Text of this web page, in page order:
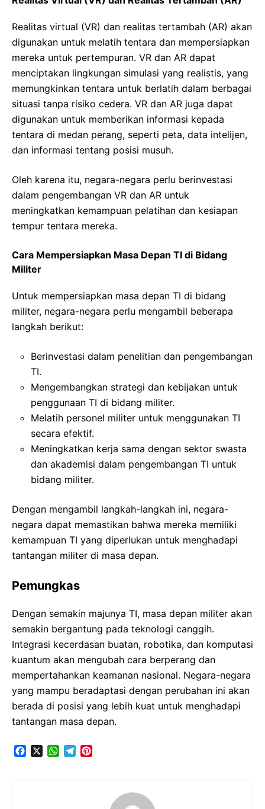
Realitas virtual (VR) dan realitas tertambah (AR) akan
digunakan untuk melatih tentara dan mempersiapkan
mereka untuk pertempuran. VR dan AR dapat
menciptakan lingkungan simulasi yang realistis, yang
memungkinkan tentara untuk berlatih dalam berbagai
situasi tanpa risiko cedera. VR dan AR juga dapat
digunakan untuk memberikan informasi kepada
tentara di medan perang, seperti peta, data intelijen,
dan informasi tentang posisi musuh.
Oleh karena itu, negara-negara perlu berinvestasi
dalam pengembangan VR dan AR untuk
meningkatkan kemampuan pelatihan dan kesiapan
tempur tentara mereka.
Cara Mempersiapkan Masa Depan TI di Bidang
Militer
Untuk mempersiapkan masa depan TI di bidang
militer, negara-negara perlu mengambil beberapa
langkah berikut:
Berinvestasi dalam penelitian dan pengembangan
TI.
Mengembangkan strategi dan kebijakan untuk
penggunaan TI di bidang militer.
Melatih personel militer untuk menggunakan TI
secara efektif.
Meningkatkan kerja sama dengan sektor swasta
dan akademisi dalam pengembangan TI untuk
bidang militer.
Dengan mengambil langkah-langkah ini, negara-
negara dapat memastikan bahwa mereka memiliki
kemampuan TI yang diperlukan untuk menghadapi
tantangan militer di masa depan.
Pemungkas
Dengan semakin majunya TI, masa depan militer akan
semakin bergantung pada teknologi canggih.
Integrasi kecerdasan buatan, robotika, dan komputasi
kuantum akan mengubah cara berperang dan
mempertahankan keamanan nasional. Negara-negara
yang mampu beradaptasi dengan perubahan ini akan
berada di posisi yang lebih kuat untuk menghadapi
tantangan masa depan.
W